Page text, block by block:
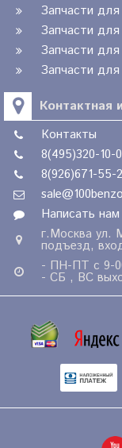
Запчасти
Запчасти
Запчасти
Запчасти
Контактная
Контакты
8(495)320-10-
8(926)671-55-
Написать нам
г.Москва
подъезд,
- ПН-ПТ с 9-
- СБ , ВС